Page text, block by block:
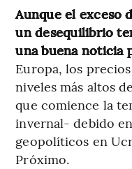
Aunque el exceso
un desequilibrio
una buena noticia
Europa, los
niveles más altos
que comience la
invernal- debido
geopolíticos en
Próximo.